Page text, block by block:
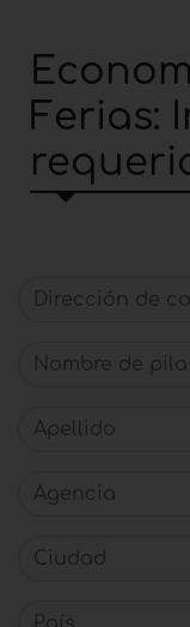
Ferias:
Dirección de
Nombre de pila
Apellido
Agencia
Ciudad
País